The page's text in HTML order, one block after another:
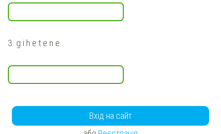
3. g i h e t e n e
Вхід на сайт